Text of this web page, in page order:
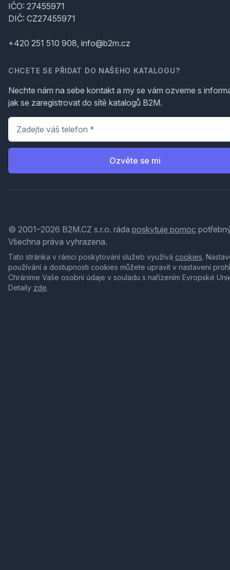
IČO: 27455971
DIČ: CZ27455971
+420 251 510 908, info@b2m.cz
CHCETE SE PŘIDAT DO NAŠEHO KATALOGU?
Nechte nám na sebe kontakt a my se vám ozveme s
jak se zaregistrovat do sítě katalogů B2M.
Telefon
Ozvěte se mi
© 2001–2026 B2M.CZ s.r.o. ráda poskytuje pomoc
Všechna práva vyhrazena.
Tato stránka v rámci poskytování služeb využívá cookies.
používání a dostupnosti cookies můžete upravit v nastavení
Chráníme Vaše osobní údaje v souladu s nařízením Evropské
Detaily zde.